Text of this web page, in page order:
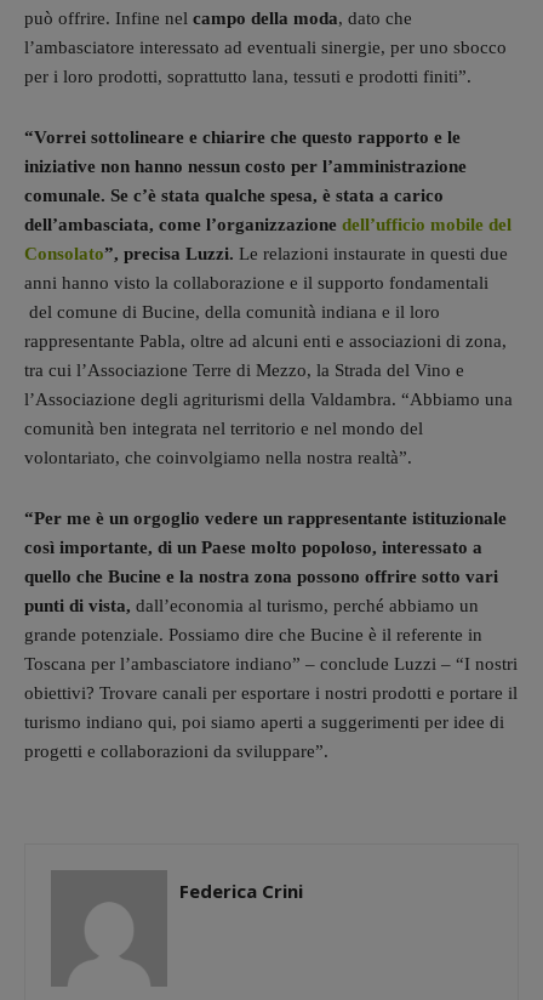
può offrire. Infine nel campo della moda, dato che
l’ambasciatore interessato ad eventuali sinergie, per uno sbocco
per i loro prodotti, soprattutto lana, tessuti e prodotti finiti”.
“Vorrei sottolineare e chiarire che questo rapporto e le
iniziative non hanno nessun costo per l’amministrazione
comunale. Se c’è stata qualche spesa, è stata a carico
dell’ambasciata, come l’organizzazione dell’ufficio mobile del
Consolato”, precisa Luzzi. Le relazioni instaurate in questi due
anni hanno visto la collaborazione e il supporto fondamentali
del comune di Bucine, della comunità indiana e il loro
rappresentante Pabla, oltre ad alcuni enti e associazioni di zona,
tra cui l’Associazione Terre di Mezzo, la Strada del Vino e
l’Associazione degli agriturismi della Valdambra. “Abbiamo una
comunità ben integrata nel territorio e nel mondo del
volontariato, che coinvolgiamo nella nostra realtà”.
“Per me è un orgoglio vedere un rappresentante istituzionale
così importante, di un Paese molto popoloso, interessato a
quello che Bucine e la nostra zona possono offrire sotto vari
punti di vista, dall’economia al turismo, perché abbiamo un
grande potenziale. Possiamo dire che Bucine è il referente in
Toscana per l’ambasciatore indiano” – conclude Luzzi – “I nostri
obiettivi? Trovare canali per esportare i nostri prodotti e portare il
turismo indiano qui, poi siamo aperti a suggerimenti per idee di
progetti e collaborazioni da sviluppare”.
Federica Crini